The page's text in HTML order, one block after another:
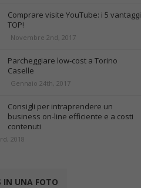
Comprare visite YouTube: i 5 vantaggi
TOP!
Novembre 2nd, 2017
Parcheggiare low-cost a Torino
Caselle
Gennaio 24th, 2017
Consigli per intraprendere un
business on-line efficiente e a costi
contenuti
2018
IN UNA FOTO